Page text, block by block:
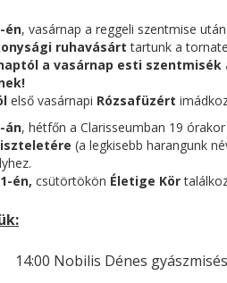
én, vasárnap a reggeli szentmise
ruhavásárt tartunk a
a vasárnap esti
első vasárnapi Rózsafüzért
án, hétfőn a Clarisseumban 19
(a legkisebb harangunk
én, csütörtökön Életige Kör
Nobilis Dénes